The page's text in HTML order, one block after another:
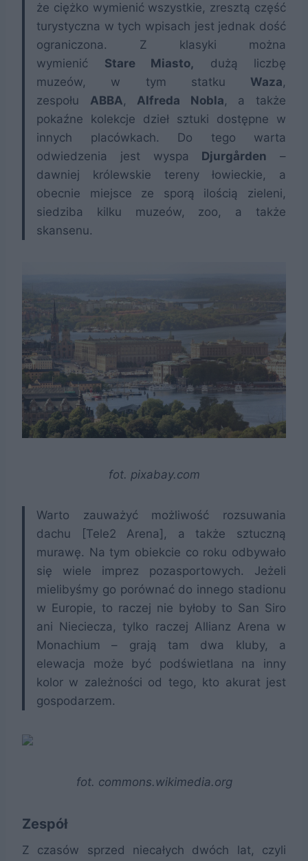
że ciężko wymienić wszystkie, zresztą część
turystyczna w tych wpisach jest jednak dość
ograniczona. Z klasyki można
wymienić Stare Miasto, dużą liczbę
muzeów, w tym statku Waza,
zespołu ABBA, Alfreda Nobla, a także
pokaźne kolekcje dzieł sztuki dostępne w
innych placówkach. Do tego warta
odwiedzenia jest wyspa Djurgården –
dawniej królewskie tereny łowieckie, a
obecnie miejsce ze sporą ilością zieleni,
siedziba kilku muzeów, zoo, a także
skansenu.
fot. pixabay.com
Warto zauważyć możliwość rozsuwania
dachu [Tele2 Arena], a także sztuczną
murawę. Na tym obiekcie co roku odbywało
się wiele imprez pozasportowych. Jeżeli
mielibyśmy go porównać do innego stadionu
w Europie, to raczej nie byłoby to San Siro
ani Nieciecza, tylko raczej Allianz Arena w
Monachium – grają tam dwa kluby, a
elewacja może być podświetlana na inny
kolor w zależności od tego, kto akurat jest
gospodarzem.
fot. commons.wikimedia.org
Zespół
Z czasów sprzed niecałych dwóch lat, czyli